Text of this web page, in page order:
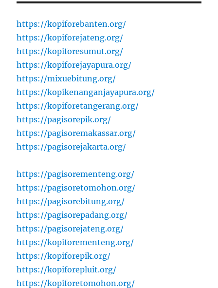
https://kopiforebanten.org/
https://kopiforejateng.org/
https://kopiforesumut.org/
https://kopiforejayapura.org/
https://mixuebitung.org/
https://kopikenanganjayapura.org/
https://kopiforetangerang.org/
https://pagisorepik.org/
https://pagisoremakassar.org/
https://pagisorejakarta.org/
https://pagisorementeng.org/
https://pagisoretomohon.org/
https://pagisorebitung.org/
https://pagisorepadang.org/
https://pagisorejateng.org/
https://kopiforementeng.org/
https://kopiforepik.org/
https://kopiforepluit.org/
https://kopiforetomohon.org/